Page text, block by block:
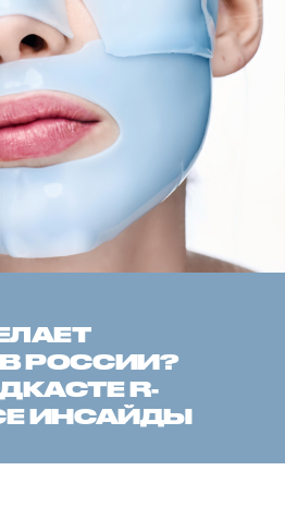
РОССИИ?
R-
ИНСАЙДЫ